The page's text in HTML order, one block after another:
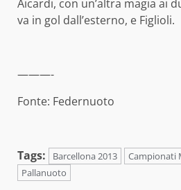
Aicardi, con un’altra magia ai
va in gol dall’esterno, e Figlioli.
———-
Fonte: Federnuoto
Tags: Barcellona 2013
Campionati
Pallanuoto